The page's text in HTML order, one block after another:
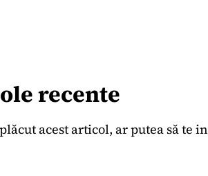
recente
acest articol, ar putea să te